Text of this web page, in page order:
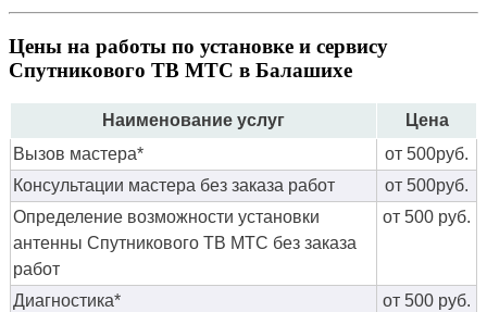
Цены на работы по установке и сервису
Спутникового ТВ МТС в Балашихе
Наименование услуг
Цена
Вызов мастера*
от 500руб.
Консультации мастера без заказа работ
от 500руб.
Определение возможности установки
антенны Спутникового ТВ МТС без заказа
работ
от 500 руб.
Диагностика*
от 500 руб.